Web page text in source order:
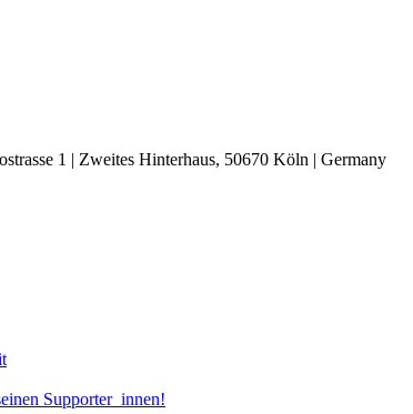
1 | Zweites Hinterhaus, 50670 Köln | Germany
Supporter_innen!